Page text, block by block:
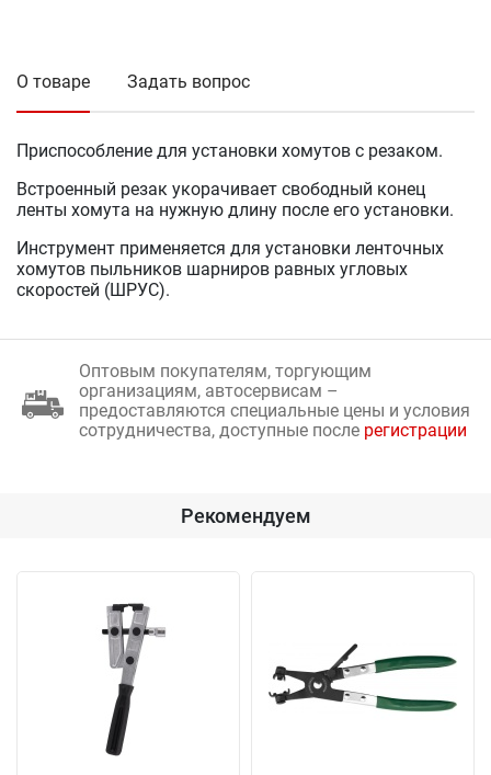
О товаре Задать вопрос
Приспособление для установки хомутов с резаком.
Встроенный резак укорачивает свободный конец
ленты хомута на нужную длину после его установки.
Инструмент применяется для установки ленточных
хомутов пыльников шарниров равных угловых
скоростей (ШРУС).
Оптовым покупателям, торгующим
организациям, автосервисам –
предоставляются специальные цены и условия
сотрудничества, доступные после регистрации
Рекомендуем